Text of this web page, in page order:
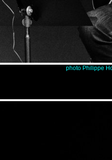
photo Philippe